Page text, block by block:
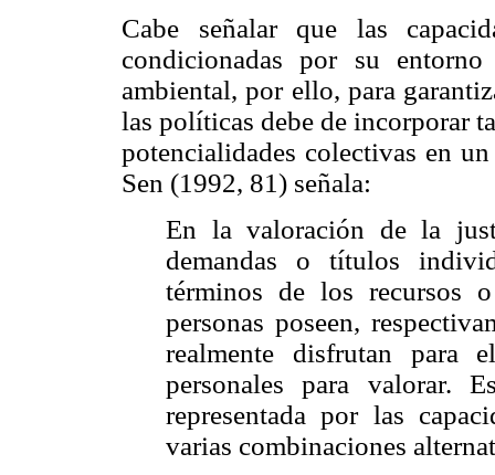
Cabe señalar que las
condicionadas por su
ambiental, por ello, para
las políticas debe de incorporar
potencialidades colectivas en
Sen (1992, 81) señala:
En la valoración de la
demandas o títulos
términos de los recursos
personas poseen,
realmente disfrutan para
personales para valorar.
representada por las
varias combinaciones